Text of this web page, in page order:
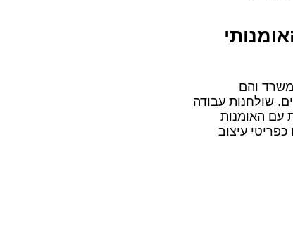
והם
שולחנות עבודה
עם האומנות
עיצוב